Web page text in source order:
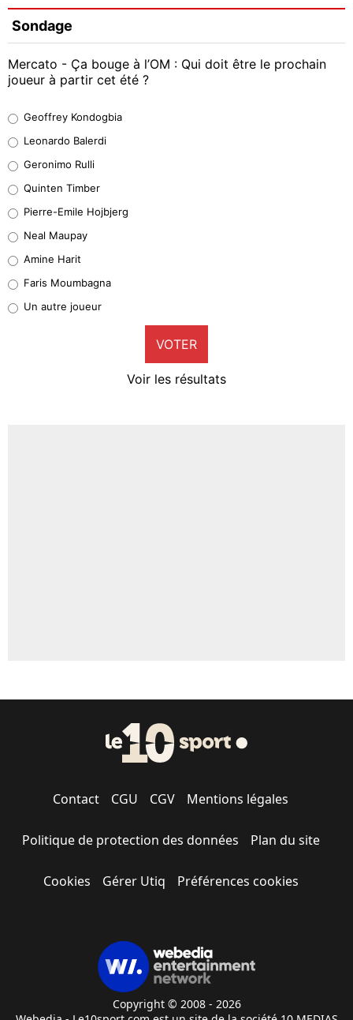
Sondage
Mercato - Ça bouge à l’OM : Qui doit être le prochain
joueur à partir cet été ?
38%
32%
5%
1%
9%
Geoffrey Kondogbia
Leonardo Balerdi
Geronimo Rulli
Quinten Timber
Pierre-Emile Hojbjerg
Neal Maupay
Amine Harit
Faris Moumbagna
Un autre joueur
VOTER
Voir les résultats
Contact CGU CGV Mentions légales
Politique de protection des données Plan du site
Cookies Gérer Utiq Préférences cookies
Copyright © 2008 - 2026